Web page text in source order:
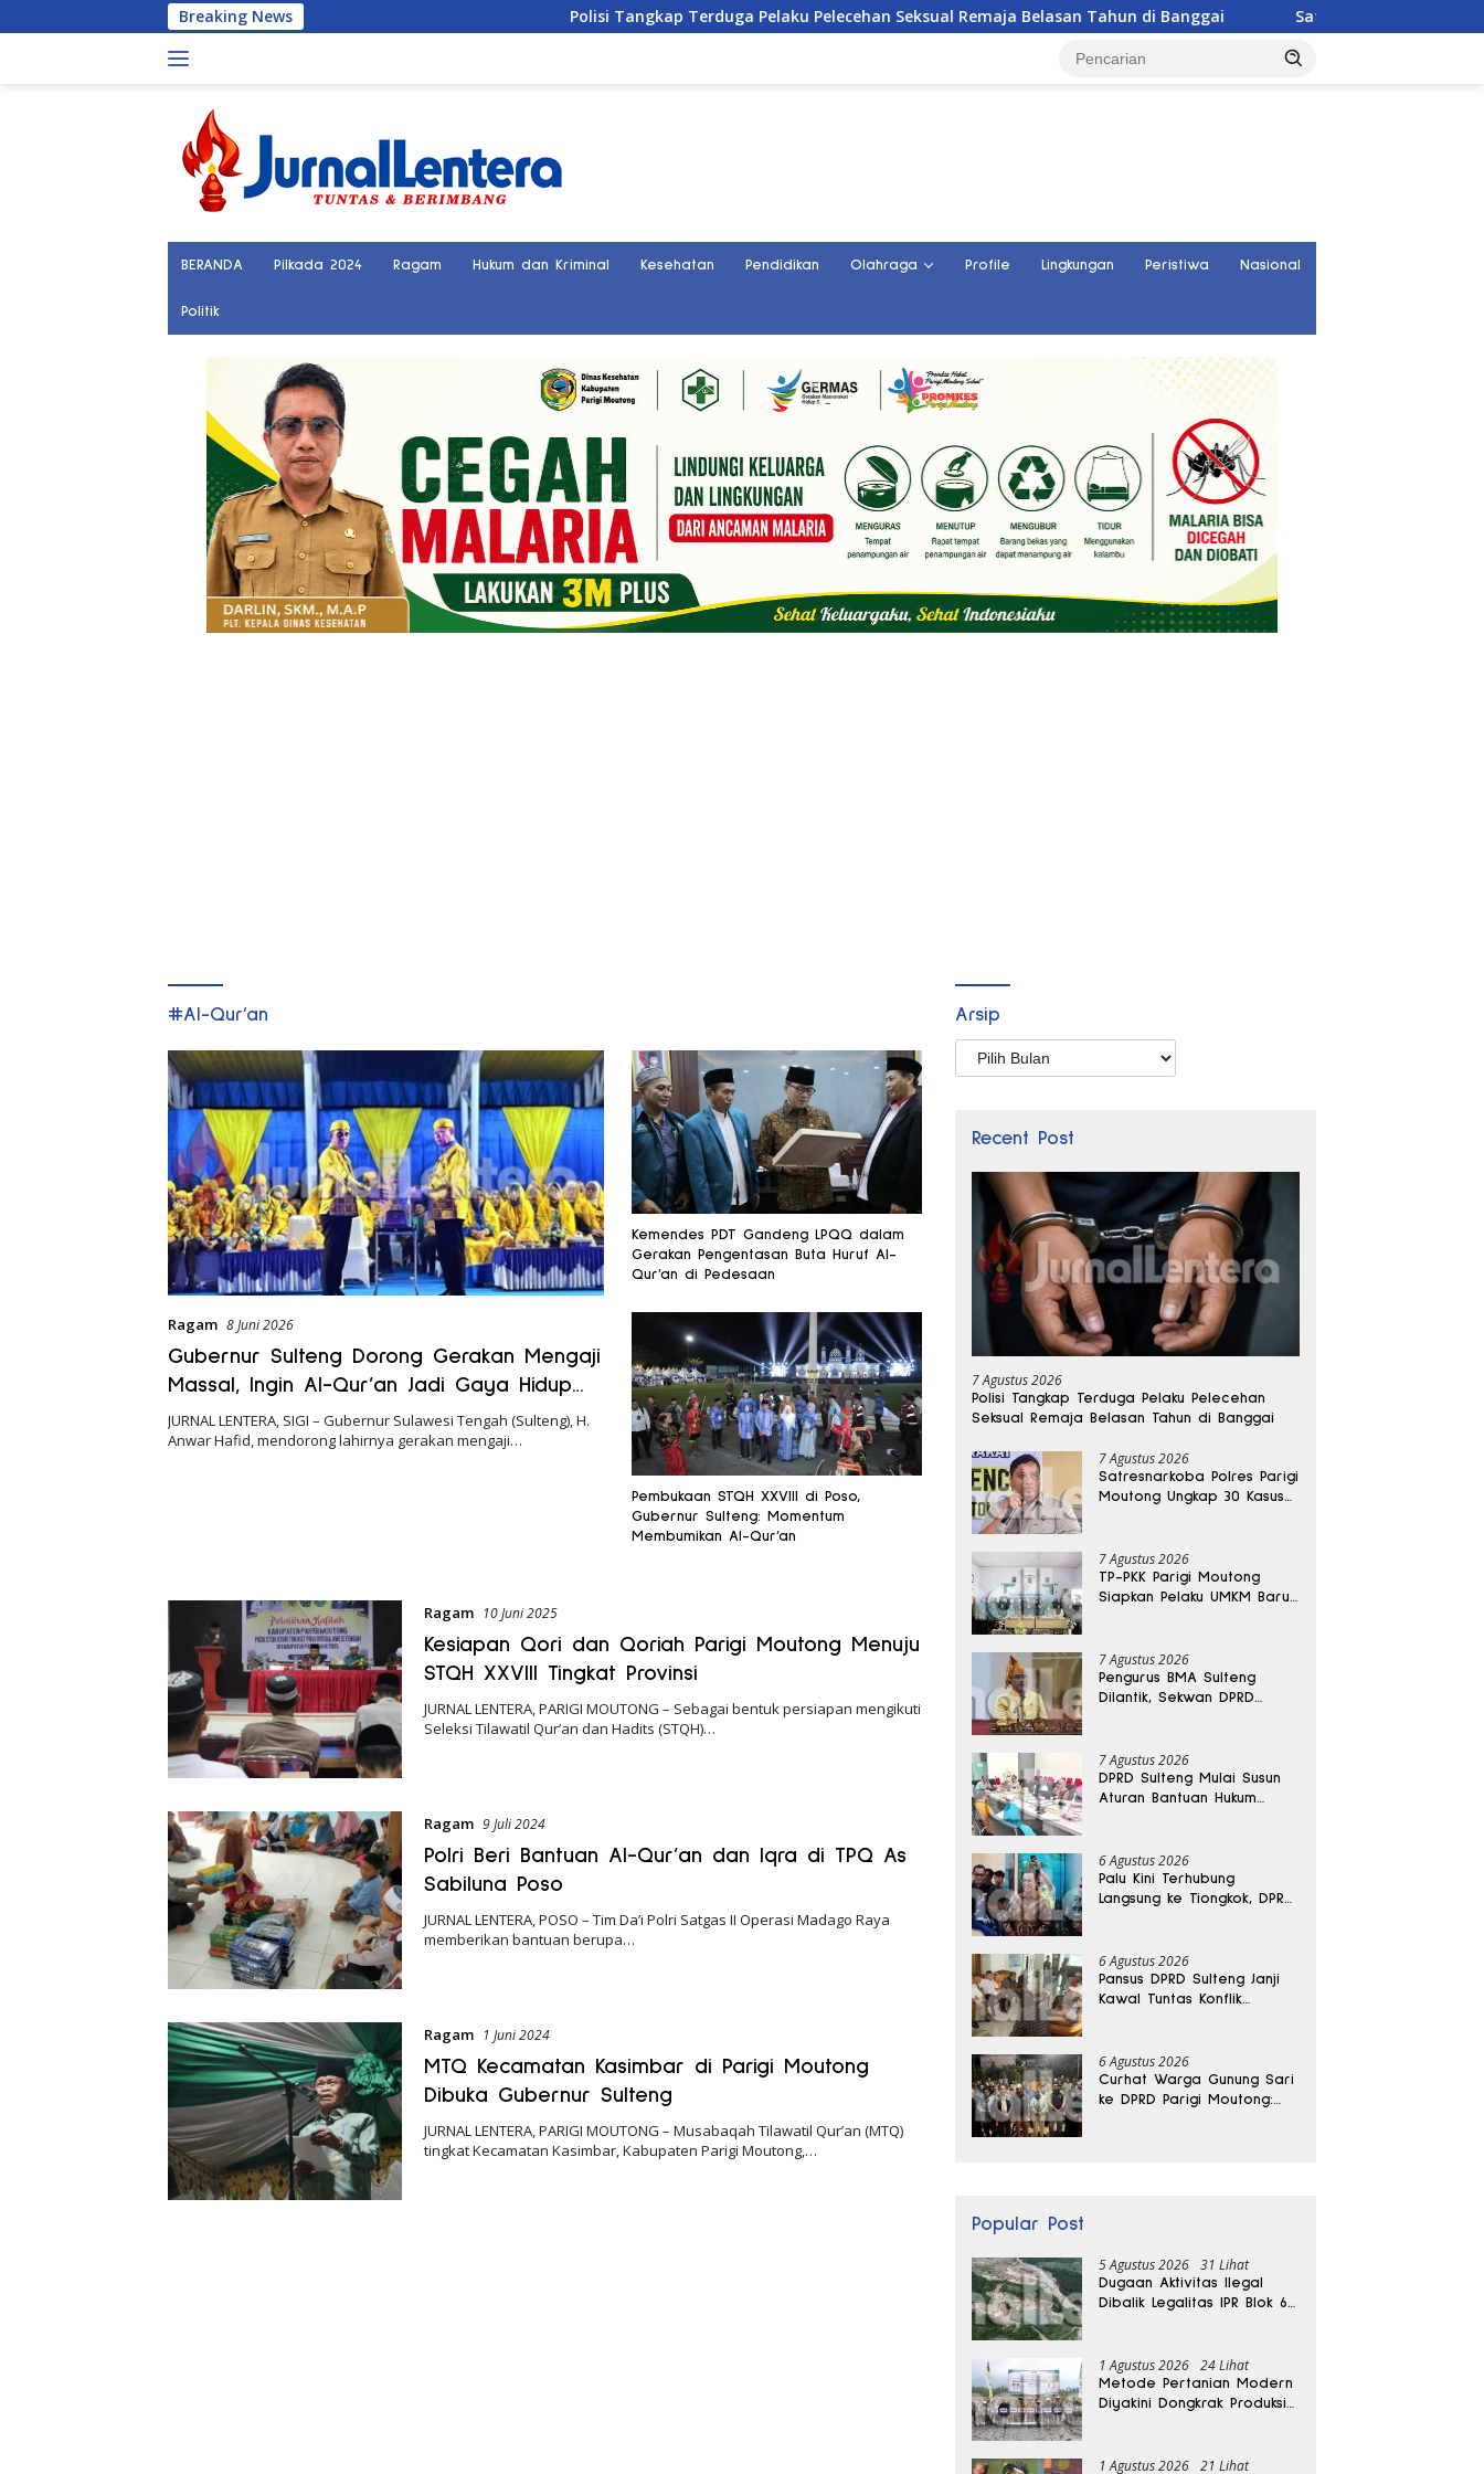
ke
Breaking News Polisi Tangkap Terduga Pelaku Pelecehan Seksual Remaja Belasan Tahun di Banggai Satresnarkoba Polres Parigi
BERANDA Pilkada 2024 Ragam Hukum dan Kriminal Kesehatan Pendidikan Olahraga Profile Lingkungan Peristiwa Nasional
Politik
#Al-Qur’an
Ragam 8 Juni 2026
Gubernur Sulteng Dorong Gerakan Mengaji
Massal, Ingin Al-Qur’an Jadi Gaya Hidup
Masyarakat
JURNAL LENTERA, SIGI – Gubernur Sulawesi Tengah (Sulteng), H.
Anwar Hafid, mendorong lahirnya gerakan mengaji…
Kemendes PDT Gandeng LPQQ dalam
Gerakan Pengentasan Buta Huruf Al-
Qur’an di Pedesaan
Pembukaan STQH XXVIII di Poso,
Gubernur Sulteng: Momentum
Membumikan Al-Qur’an
Ragam 10 Juni 2025
Kesiapan Qori dan Qoriah Parigi Moutong Menuju
STQH XXVIII Tingkat Provinsi
JURNAL LENTERA, PARIGI MOUTONG – Sebagai bentuk persiapan mengikuti
Seleksi Tilawatil Qur’an dan Hadits (STQH)…
Ragam 9 Juli 2024
Polri Beri Bantuan Al-Qur’an dan Iqra di TPQ As
Sabiluna Poso
JURNAL LENTERA, POSO – Tim Da’i Polri Satgas II Operasi Madago Raya
memberikan bantuan berupa…
Ragam 1 Juni 2024
MTQ Kecamatan Kasimbar di Parigi Moutong
Dibuka Gubernur Sulteng
JURNAL LENTERA, PARIGI MOUTONG – Musabaqah Tilawatil Qur’an (MTQ)
tingkat Kecamatan Kasimbar, Kabupaten Parigi Moutong,…
Arsip
Arsip
Recent Post
7 Agustus 2026
Polisi Tangkap Terduga Pelaku Pelecehan
Seksual Remaja Belasan Tahun di Banggai
7 Agustus 2026
Satresnarkoba Polres Parigi
Moutong Ungkap 30 Kasus
7 Agustus 2026
TP-PKK Parigi Moutong
Siapkan Pelaku UMKM Baru
7 Agustus 2026
Pengurus BMA Sulteng
Dilantik, Sekwan DPRD
7 Agustus 2026
DPRD Sulteng Mulai Susun
Aturan Bantuan Hukum
6 Agustus 2026
Palu Kini Terhubung
Langsung ke Tiongkok, DPRD
6 Agustus 2026
Pansus DPRD Sulteng Janji
Kawal Tuntas Konflik
6 Agustus 2026
Curhat Warga Gunung Sari
ke DPRD Parigi Moutong:
Popular Post
5 Agustus 2026 31 Lihat
Dugaan Aktivitas Ilegal
Dibalik Legalitas IPR Blok 6
1 Agustus 2026 24 Lihat
Metode Pertanian Modern
Diyakini Dongkrak Produksi
1 Agustus 2026 21 Lihat